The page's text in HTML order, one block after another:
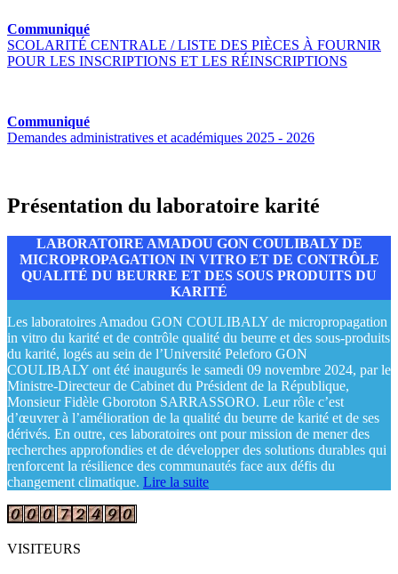
Communiqué
SCOLARITÉ CENTRALE / LISTE DES PIÈCES À FOURNIR
POUR LES INSCRIPTIONS ET LES RÉINSCRIPTIONS
Communiqué
Demandes administratives et académiques 2025 - 2026
Présentation du laboratoire karité
LABORATOIRE AMADOU GON COULIBALY DE
MICROPROPAGATION IN VITRO ET DE CONTRÔLE
QUALITÉ DU BEURRE ET DES SOUS PRODUITS DU
KARITÉ
Les laboratoires Amadou GON COULIBALY de micropropagation
in vitro du karité et de contrôle qualité du beurre et des sous-produits
du karité, logés au sein de l’Université Peleforo GON
COULIBALY ont été inaugurés le samedi 09 novembre 2024, par le
Ministre-Directeur de Cabinet du Président de la République,
Monsieur Fidèle Gboroton SARRASSORO. Leur rôle c’est
d’œuvrer à l’amélioration de la qualité du beurre de karité et de ses
dérivés. En outre, ces laboratoires ont pour mission de mener des
recherches approfondies et de développer des solutions durables qui
renforcent la résilience des communautés face aux défis du
changement climatique. Lire la suite
VISITEURS